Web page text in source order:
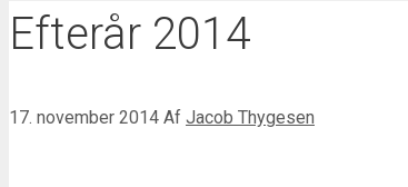
Efterår 2014
17. november 2014 Af Jacob Thygesen